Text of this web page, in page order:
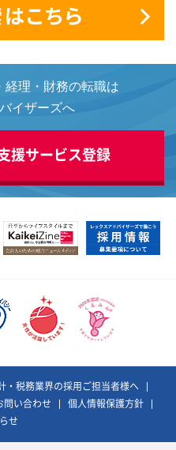
経理・財務の転職は
イザーズへ
援サービス登録
・税務業界の採用ご担当者様へ
問い合わせ
個人情報保護方針
せ